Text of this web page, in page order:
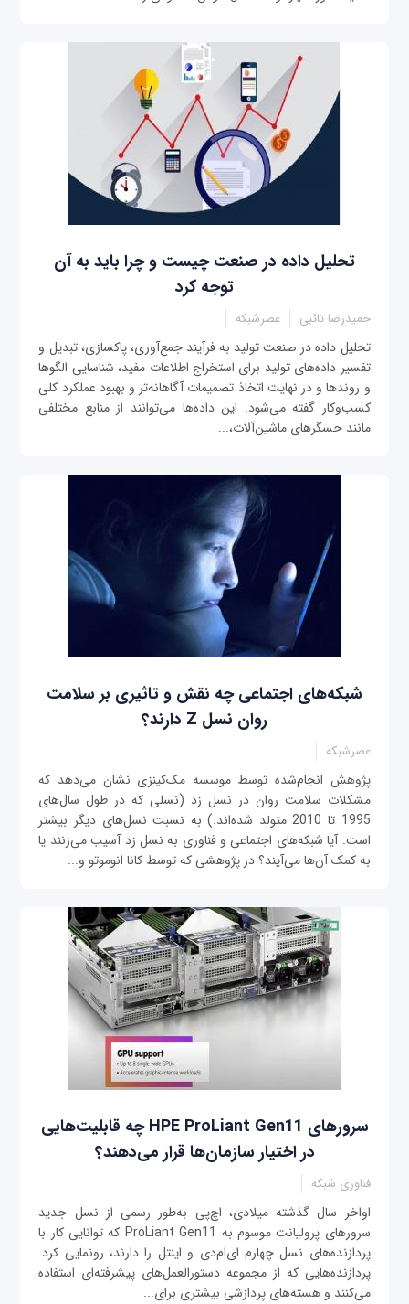
تحلیل داده در صنعت چیست و چرا باید به آن
توجه کرد
حمیدرضا تائبی عصرشبکه
تحلیل داده در صنعت تولید به فرآیند جمع‌آوری، پاکسازی، تبدیل و
تفسیر داده‌های تولید برای استخراج اطلاعات مفید، شناسایی الگوها
و روندها و در نهایت اتخاذ تصمیمات آگاهانه‌تر و بهبود عملکرد کلی
کسب‌وکار گفته می‌شود. این داده‌ها می‌توانند از منابع مختلفی
مانند حسگرهای ماشین‌آلات،...
شبکه‌های اجتماعی چه نقش و تاثیری بر سلامت
روان نسل Z دارند؟
عصرشبکه
پژوهش انجام‌شده توسط موسسه مک‌کینزی نشان می‌دهد که
مشکلات سلامت روان در نسل زد (نسلی که در طول سال‌های
1995 تا 2010 متولد شده‌اند.) به نسبت نسل‌های دیگر بیشتر
است. آیا شبکه‌‌های اجتماعی و فناوری به نسل زد آسیب می‌‌زنند یا
به کمک آن‌ها می‌آیند؟ در پژوهشی که توسط کانا انوموتو و...
سرورهای HPE ProLiant Gen11 چه قابلیت‌هایی
در اختیار سازمان‌ها قرار می‌دهند؟
فناوری شبکه
اواخر سال گذشته میلادی، اچ‌پی به‌طور رسمی از نسل جدید
سرورهای پرولیانت موسوم به ProLiant Gen11 که توانایی کار با
پردازنده‌های نسل چهارم ای‌ام‌دی و اینتل را دارند، رونمایی کرد.
پردازنده‌هایی که از مجموعه دستورالعمل‌های پیشرفته‌ای استفاده
می‌کنند و هسته‌های پردازشی بیشتری برای...